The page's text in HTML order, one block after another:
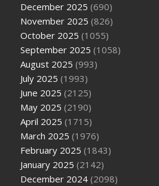
December 2025 (690)
November 2025 (826)
October 2025 (1055)
September 2025 (1058)
August 2025 (993)
July 2025 (1993)
June 2025 (2125)
May 2025 (2190)
April 2025 (1715)
March 2025 (1976)
February 2025 (1843)
January 2025 (2142)
December 2024 (2098)